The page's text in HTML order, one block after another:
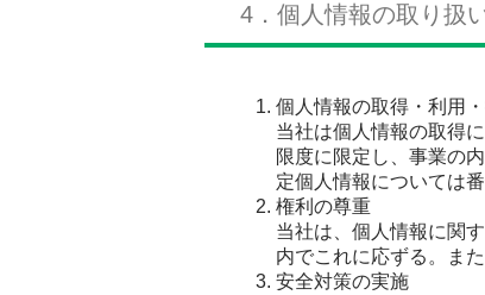
4．個人情報の取り扱
個人情報の取得・利用
当社は個人情報の取得
限度に限定し、事業の
定個人情報については番
権利の尊重
当社は、個人情報に関
内でこれに応ずる。ま
安全対策の実施